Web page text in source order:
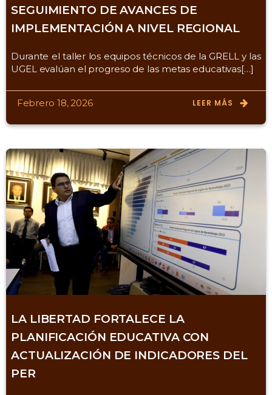
SEGUIMIENTO DE AVANCES DE
IMPLEMENTACIÓN A NIVEL REGIONAL
Durante el taller los equipos técnicos de la GRELL y las
UGEL evalúan el progreso de las metas educativas[…]
Febrero 18, 2026 LEER MÁS
LA LIBERTAD FORTALECE LA
PLANIFICACIÓN EDUCATIVA CON
ACTUALIZACIÓN DE INDICADORES DEL
PER